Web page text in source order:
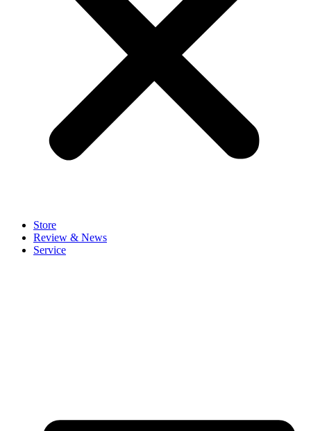
Store
Review & News
Service